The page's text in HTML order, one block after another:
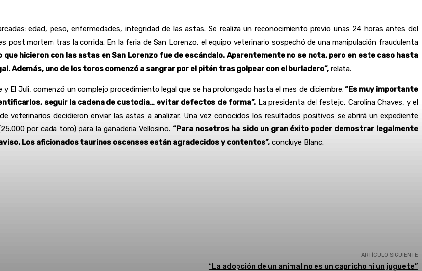
edad, peso, enfermedades, integridad de las astas. Se realiza un reconocimiento previo unas 24 horas antes del
post mortem tras la corrida. En la feria de San Lorenzo, el equipo veterinario sospechó de una manipulación fraudulenta
que hicieron con las astas en San Lorenzo fue de escándalo. Aparentemente no se nota, pero en este caso hasta
Además, uno de los toros comenzó a sangrar por el pitón tras golpear con el burladero”, relata.
El Juli, comenzó un complejo procedimiento legal que se ha prolongado hasta el mes de diciembre.“Es muy importante
seguir la cadena de custodia… evitar defectos de forma”. La presidenta del festejo, Carolina Chaves, y el
veterinarios decidieron enviar las astas a analizar. Una vez conocidos los resultados positivos se abrirá un expediente
por cada toro) para la ganadería Vellosino.“Para nosotros ha sido un gran éxito poder demostrar legalmente
Los aficionados taurinos oscenses están agradecidos y contentos”, concluye Blanc.
ARTÍCULO SIGUIENTE
“La adopción de un animal no es un capricho ni un juguete”